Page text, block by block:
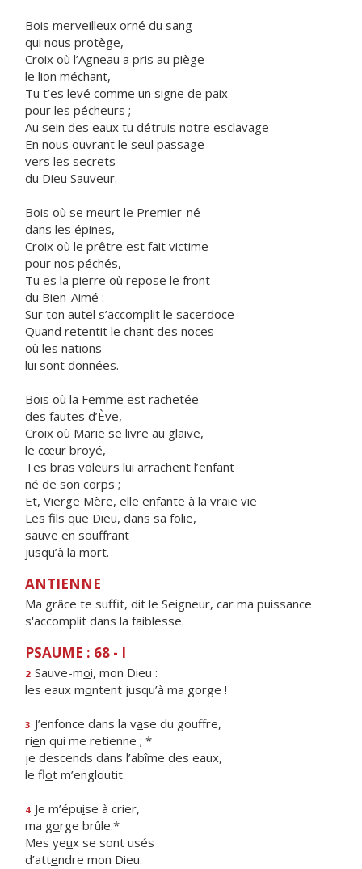
Bois merveilleux orné du sang
qui nous protège,
Croix où l’Agneau a pris au piège
le lion méchant,
Tu t’es levé comme un signe de paix
pour les pécheurs ;
Au sein des eaux tu détruis notre esclavage
En nous ouvrant le seul passage
vers les secrets
du Dieu Sauveur.
Bois où se meurt le Premier-né
dans les épines,
Croix où le prêtre est fait victime
pour nos péchés,
Tu es la pierre où repose le front
du Bien-Aimé :
Sur ton autel s’accomplit le sacerdoce
Quand retentit le chant des noces
où les nations
lui sont données.
Bois où la Femme est rachetée
des fautes d’Ève,
Croix où Marie se livre au glaive,
le cœur broyé,
Tes bras voleurs lui arrachent l’enfant
né de son corps ;
Et, Vierge Mère, elle enfante à la vraie vie
Les fils que Dieu, dans sa folie,
sauve en souffrant
jusqu’à la mort.
ANTIENNE
Ma grâce te suffit, dit le Seigneur, car ma puissance
s'accomplit dans la faiblesse.
PSAUME : 68 - I
2 Sauve-moi, mon Dieu :
les eaux montent jusqu’à ma gorge !
3 J’enfonce dans la vase du gouffre,
rien qui me retienne ; *
je descends dans l’abîme des eaux,
le flot m’engloutit.
4 Je m’épuise à crier,
ma gorge brûle.*
Mes yeux se sont usés
d’attendre mon Dieu.